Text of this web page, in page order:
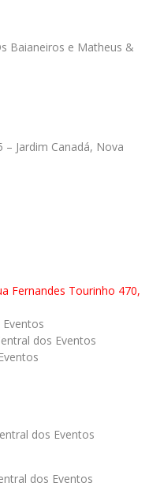
Baianeiros e Matheus &
– Jardim Canadá, Nova
Fernandes Tourinho 470,
dos Eventos
dos Eventos
dos Eventos